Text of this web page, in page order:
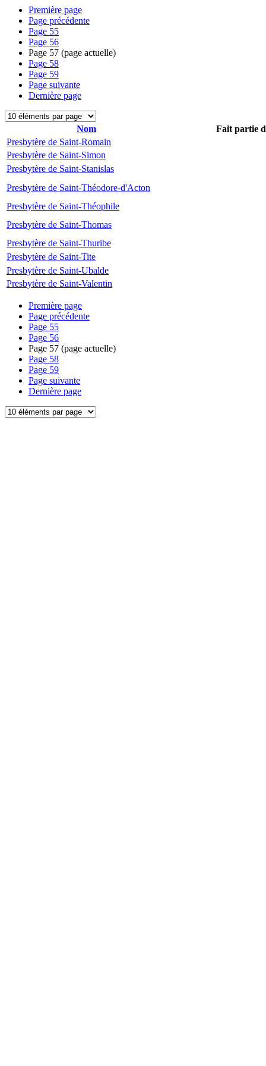
Première page
Page précédente
Page 55
Page 56
Page 57 (page actuelle)
Page 58
Page 59
Page suivante
Dernière page
Nom
Fait partie
Presbytère de Saint-Romain
Presbytère de Saint-Simon
Presbytère de Saint-Stanislas
Presbytère de Saint-Théodore-d'Acton
Presbytère de Saint-Théophile
Presbytère de Saint-Thomas
Presbytère de Saint-Thuribe
Presbytère de Saint-Tite
Presbytère de Saint-Ubalde
Presbytère de Saint-Valentin
Première page
Page précédente
Page 55
Page 56
Page 57 (page actuelle)
Page 58
Page 59
Page suivante
Dernière page